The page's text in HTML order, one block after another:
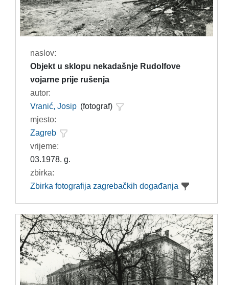
naslov:
Objekt u sklopu nekadašnje Rudolfove
vojarne prije rušenja
autor:
Vranić, Josip (fotograf)
mjesto:
Zagreb
vrijeme:
03.1978. g.
zbirka:
Zbirka fotografija zagrebačkih događanja